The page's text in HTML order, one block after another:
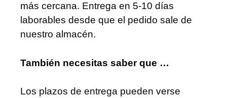
más cercana. Entrega en 5-10 días
laborables desde que el pedido sale de
nuestro almacén.
También necesitas saber que …
Los plazos de entrega pueden verse